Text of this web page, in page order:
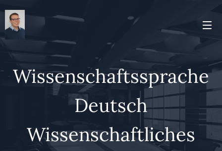
Wissenschaftssprache
Deutsch
Wissenschaftliches